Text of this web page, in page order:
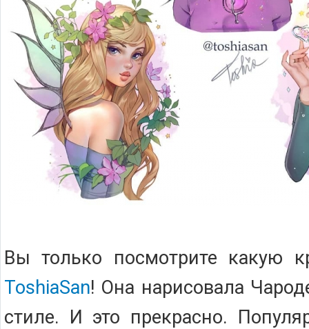
Вы только посмотрите какую
ToshiaSan! Она нарисовала
стиле. И это прекрасно.